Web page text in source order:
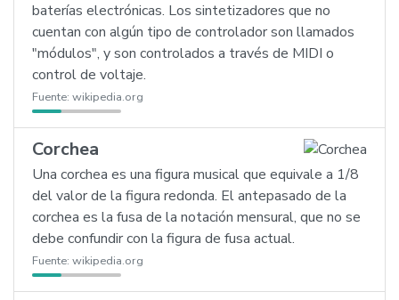
baterías electrónicas. Los sintetizadores que no
cuentan con algún tipo de controlador son llamados
"módulos", y son controlados a través de MIDI o
control de voltaje.
Fuente: wikipedia.org
Corchea
Una corchea es una figura musical que equivale a 1/8
del valor de la figura redonda. El antepasado de la
corchea es la fusa de la notación mensural, que no se
debe confundir con la figura de fusa actual.
Fuente: wikipedia.org